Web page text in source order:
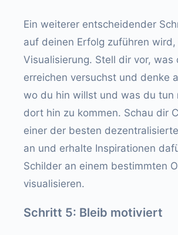
Ein weiterer entscheidender
auf deinen Erfolg zuführen
Visualisierung. Stell dir vor, was
erreichen versuchst und denke
wo du hin willst und was du tun
dort hin zu kommen. Schau dir
einer der besten
an und erhalte Inspirationen
Schilder an einem bestimmten
visualisieren.
Schritt 5: Bleib motiviert